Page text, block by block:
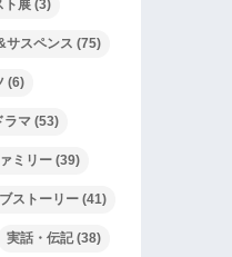
ト展 (3)
サスペンス (75)
(6)
ラマ (53)
ミリー (39)
ストーリー (41)
実話・伝記(38)